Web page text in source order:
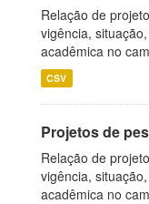
Relação de
vigência,
acadêmica no
CSV
Projetos de
Relação de
vigência,
acadêmica no